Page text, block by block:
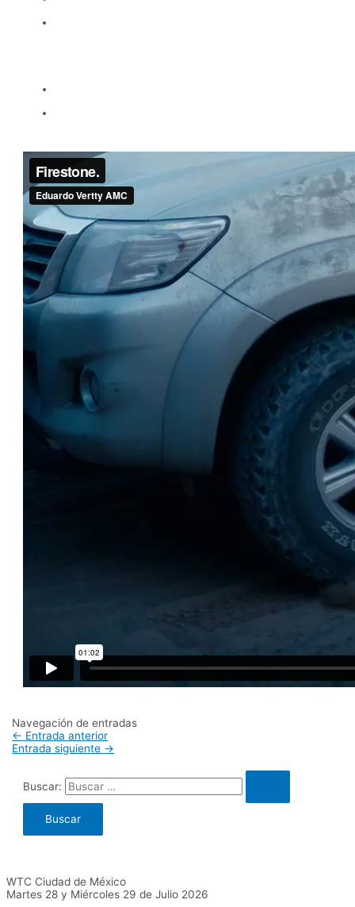
Navegación de entradas
← Entrada anterior
Entrada siguiente →
Buscar:
WTC Ciudad de México
Martes 28 y Miércoles 29 de Julio 2026